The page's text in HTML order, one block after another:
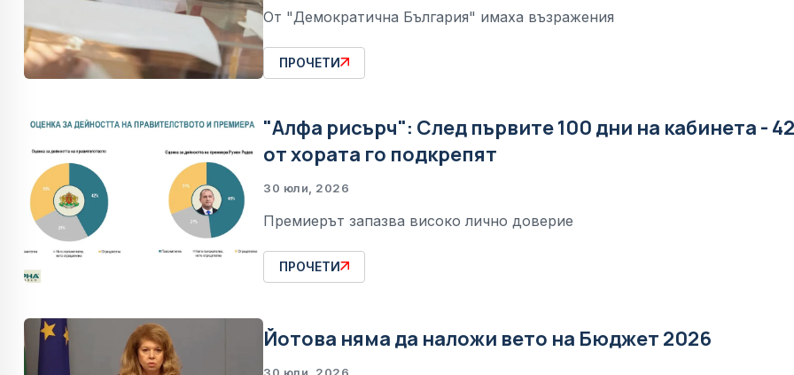
От "Демократична България" имаха възражения
ПРОЧЕТИ
"Алфа рисърч": След първите 100 дни на кабинета -
от хората го подкрепят
30 юли, 2026
Премиерът запазва високо лично доверие
ПРОЧЕТИ
Йотова няма да наложи вето на Бюджет 2026